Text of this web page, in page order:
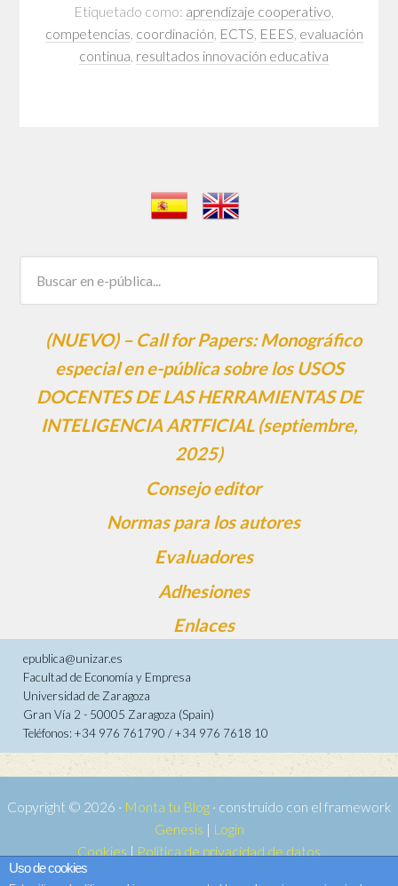
Etiquetado como: aprendizaje cooperativo
competencias coordinación ECTS EEES evaluación
continua resultados innovación educativa
(NUEVO) – Call for Papers: Monográfico
especial en e-pública sobre los USOS
DOCENTES DE LAS HERRAMIENTAS DE
INTELIGENCIA ARTFICIAL (septiembre,
2025)
Consejo editor
Normas para los autores
Evaluadores
Adhesiones
Enlaces
epublica@unizar.es
Facultad de Economía y Empresa
Universidad de Zaragoza
Gran Vía 2 - 50005 Zaragoza (Spain)
Teléfonos: +34 976 761790 / +34 976 7618 10
Copyright © 2026 · Monta tu Blog· construido con el framework
Genesis | Login
Cookies | Política de privacidad de datos
Copyright © 2026 ·
Uso de cookies